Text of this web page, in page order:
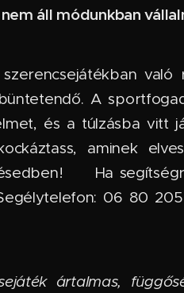
áll módunkban
való
A
és a túlzásba vitt
aminek
🆘 Ha
06 80
ártalmas,